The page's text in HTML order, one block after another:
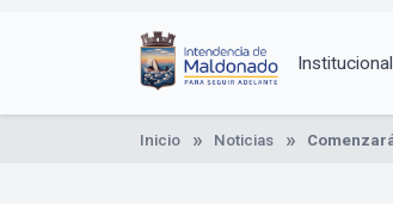
Institucional
Inicio Noticias